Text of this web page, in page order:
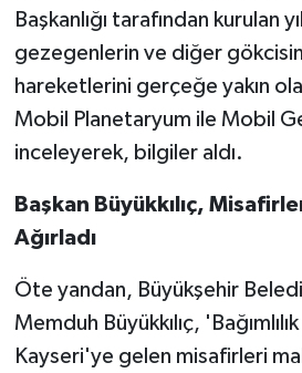
Başkanlığı tarafından kurulan
gezegenlerin ve diğer
hareketlerini gerçeğe yakın
Mobil Planetaryum ile Mobil
inceleyerek, bilgiler aldı.
Başkan Büyükkılıç,
Ağırladı
Öte yandan, Büyükşehir
Memduh Büyükkılıç,
Kayseri'ye gelen misafirleri